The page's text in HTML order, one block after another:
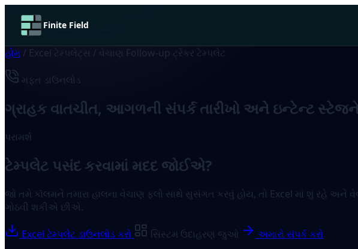
Finite Field
હોમ / Excel ટેમ્પલેટ્સ / વેચાણ Follow-up ટ્રેકર ટેમ્પલેટ
મફત ડાઉનલોડ
ગ્રાહક વાતચીત, આગળની સંપર્ક તારીખો અને ઇન્ટેન્ટ
પરામર્શ
ટેમ્પલેટ પસંદ કરવામાં મદદ જોઈએ?
જો તમે કૉલમને તમારા હાલના વેચાણ ફ્લો સાથે સુસંગત કરવું હોય, તો Excel માં શું રહે
ગોઠવી શકીએ છીએ.
Excel ટેમ્પલેટ ડાઉનલોડ કરો સિસ્ટમ ઉદાહરણ જુઓ
અમારો સંપર્ક કરો